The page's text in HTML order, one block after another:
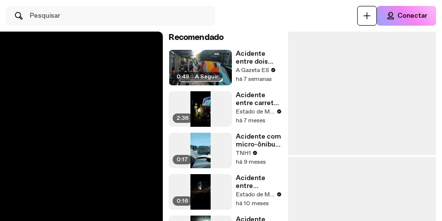
Pesquisar Conectar
Recomendado
0:49 | A Seguir
Acidente
entre dois
ônibus deixa
feridos em
A Gazeta ES
há 7 semanas
2:36
Acidente
entre carreta
e ônibus mata
motorista e
feridos em
MG
Estado de Minas
há 7 meses
0:17
Acidente com
micro-ônibus
deixa 12
feridos no
Barra em
Maceió
TNH1
há 9 meses
0:16
Acidente
entre
caminhão e
ônibus deixa
MG
Estado de Minas
há 10 meses